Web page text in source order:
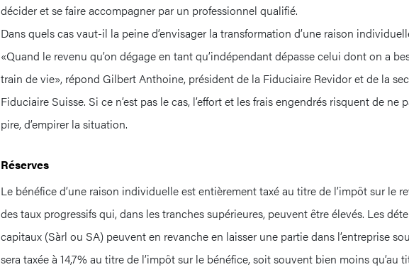
décider et se faire accompagner par un professionnel qualifié.
Dans quels cas vaut-il la peine d’envisager la transformation d’une raison
«Quand le revenu qu’on dégage en tant qu’indépendant dépasse celui dont on a
train de vie», répond Gilbert Anthoine, président de la Fiduciaire Revidor et de la
Fiduciaire Suisse. Si ce n’est pas le cas, l’effort et les frais engendrés risquent de ne
pire, d’empirer la situation.
Réserves
Le bénéfice d’une raison individuelle est entièrement taxé au titre de l’impôt sur le
des taux progressifs qui, dans les tranches supérieures, peuvent être élevés. Les
capitaux (Sàrl ou SA) peuvent en revanche en laisser une partie dans l’entreprise
sera taxée à 14,7% au titre de l’impôt sur le bénéfice, soit souvent bien moins qu’au